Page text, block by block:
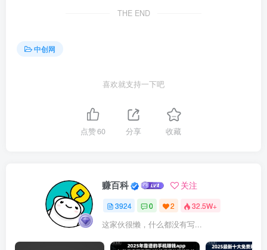
THE END
中创网
喜欢就支持一下吧
点赞60 分享 收藏
赚百科 关注
3924 0 2 32.5W+
这家伙很懒，什么都没有写...